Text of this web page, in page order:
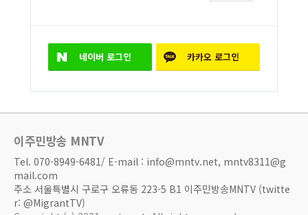
네이버 로그인 카카오 로그인
이주민방송 MNTV
Tel. 070-8949-6481/ E-mail : info@mntv.net, mntv8311@g
mail.com
주소 서울특별시 구로구 오류동 223-5 B1 이주민방송MNTV (twitte
r: @MigrantTV)